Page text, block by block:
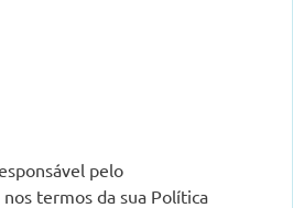
pelo
termos da sua Política